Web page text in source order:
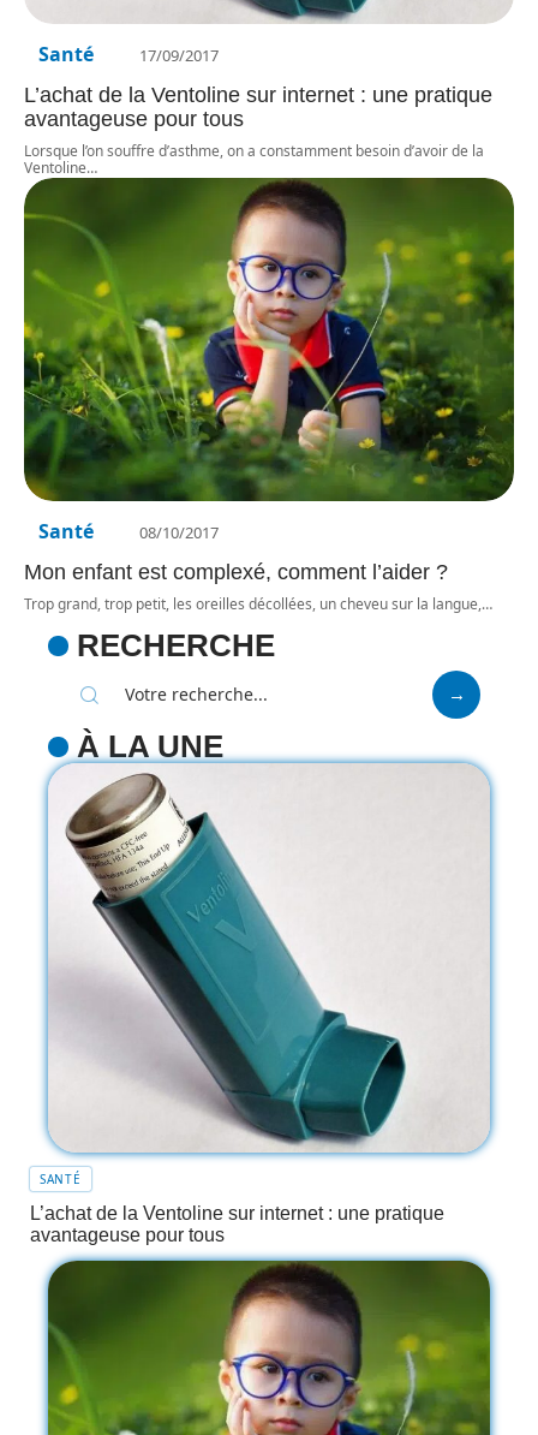
Santé 17/09/2017
L’achat de la Ventoline sur internet : une pratique
avantageuse pour tous
Lorsque l’on souffre d’asthme, on a constamment besoin d’avoir de la
Ventoline…
Santé 08/10/2017
Mon enfant est complexé, comment l’aider ?
Trop grand, trop petit, les oreilles décollées, un cheveu sur la langue,…
RECHERCHE
À LA UNE
SANTÉ
L’achat de la Ventoline sur internet : une pratique
avantageuse pour tous